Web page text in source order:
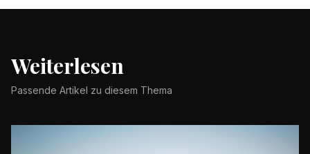
Weiterlesen
Passende Artikel zu diesem Thema